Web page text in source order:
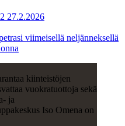
27.2.2026
viimeisellä neljänneksellä
kiinteistöjen
vuokratuottoja sekä
ja
Iso Omena on